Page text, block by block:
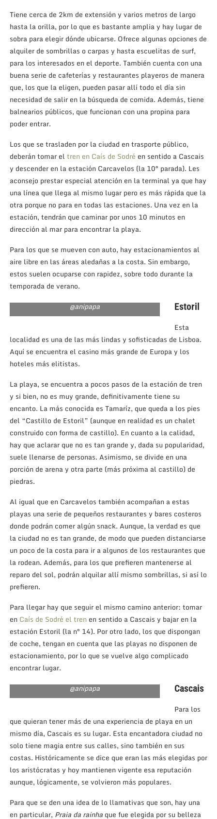
Tiene cerca de 2km de extensión y varios metros de largo
hasta la orilla, por lo que es bastante amplia y hay lugar de
sobra para elegir dónde ubicarse. Ofrece algunas opciones de
alquiler de sombrillas o carpas y hasta escuelitas de surf,
para los interesados en el deporte. También cuenta con una
buena serie de cafeterías y restaurantes playeros de manera
que, los que la eligen, pueden pasar allí todo el día sin
necesidad de salir en la búsqueda de comida. Además, tiene
balnearios públicos, que funcionan con una propina para
poder entrar.
Los que se trasladen por la ciudad en trasporte público,
deberán tomar el tren en Caís de Sodré en sentido a Cascais
y descender en la estación Carcavelos (la 10° parada). Les
aconsejo prestar especial atención en la terminal ya que hay
una línea que llega al mismo lugar pero es más rápida que la
otra porque no para en todas las estaciones. Una vez en la
estación, tendrán que caminar por unos 10 minutos en
dirección al mar para encontrar la playa.
Para los que se mueven con auto, hay estacionamientos al
aire libre en las áreas aledañas a la costa. Sin embargo,
estos suelen ocuparse con rapidez, sobre todo durante la
temporada de verano.
@anipapa
Estoril
Esta
localidad es una de las más lindas y sofisticadas de Lisboa.
Aquí se encuentra el casino más grande de Europa y los
hoteles más elitistas.
La playa, se encuentra a pocos pasos de la estación de tren
y si bien, no es muy grande, definitivamente tiene su
encanto. La más conocida es Tamaríz, que queda a los pies
del “Castillo de Estoril” (aunque en realidad es un chalet
construido con forma de castillo). En cuanto a la calidad,
hay que aclarar que no es tan grande y, dada su popularidad,
suele llenarse de personas. Asimismo, se divide en una
porción de arena y otra parte (más próxima al castillo) de
piedras.
Al igual que en Carcavelos también acompañan a estas
playas una serie de pequeños restaurantes y bares costeros
donde podrán comer algún snack. Aunque, la verdad es que
la ciudad no es tan grande, de modo que pueden distanciarse
un poco de la costa para ir a algunos de los restaurantes que
la rodean. Además, para los que prefieren mantenerse al
reparo del sol, podrán alquilar allí mismo sombrillas, si así lo
prefieren.
Para llegar hay que seguir el mismo camino anterior: tomar
en Caís de Sodré el tren en sentido a Cascais y bajar en la
estación Estoril (la n° 14). Por otro lado, los que dispongan
de coche, tengan en cuenta que las playas no disponen de
estacionamiento, por lo que se vuelve algo complicado
encontrar lugar.
@anipapa
Cascais
Para los
que quieran tener más de una experiencia de playa en un
mismo día, Cascais es su lugar. Esta encantadora ciudad no
solo tiene magia entre sus calles, sino también en sus
costas. Históricamente se dice que eran las más elegidas por
los aristócratas y hoy mantienen vigente esa reputación
aunque, lógicamente, se volvieron más populares.
Para que se den una idea de lo llamativas que son, hay una
en particular, Praia da rainha que fue elegida por su belleza